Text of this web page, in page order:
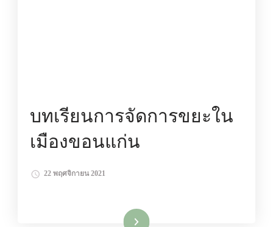
บทเรียนการจัดการขยะใน
เมืองขอนแก่น
22 พฤศจิกายน 2021
อ่านเพิ่มเติม